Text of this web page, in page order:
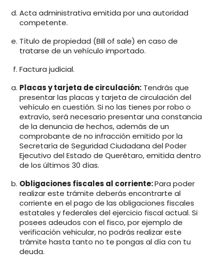
Acta administrativa emitida por una autoridad
competente.
Título de propiedad (Bill of sale) en caso de
tratarse de un vehículo importado.
Factura judicial.
Placas y tarjeta de circulación: Tendrás que
presentar las placas y tarjeta de circulación del
vehículo en cuestión. Si no las tienes por robo o
extravío, será necesario presentar una constancia
de la denuncia de hechos, además de un
comprobante de no infracción emitido por la
Secretaría de Seguridad Ciudadana del Poder
Ejecutivo del Estado de Querétaro, emitida dentro
de los últimos 30 días.
Obligaciones fiscales al corriente:Para poder
realizar este trámite deberás encontrarte al
corriente en el pago de las obligaciones fiscales
estatales y federales del ejercicio fiscal actual. Si
posees adeudos con el fisco, por ejemplo de
verificación vehicular, no podrás realizar este
trámite hasta tanto no te pongas al día con tu
deuda.